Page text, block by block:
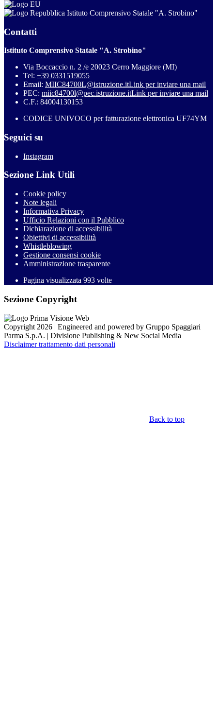
Istituto Comprensivo Statale "A. Strobino"
Contatti
Istituto Comprensivo Statale "A. Strobino"
Via Boccaccio n. 2 /e 20023 Cerro Maggiore (MI)
Tel: +39 0331519055
Email: MIIC84700L@istruzione.itLink per inviare una mail
PEC: miic84700l@pec.istruzione.itLink per inviare una mail
C.F.: 84004130153
CODICE UNIVOCO per fatturazione elettronica UF74YM
Seguici su
Instagram
Sezione Link Utili
Cookie policy
Note legali
Informativa Privacy
Ufficio Relazioni con il Pubblico
Dichiarazione di accessibilità
Obiettivi di accessibilità
Whistleblowing
Gestione consensi cookie
Amministrazione trasparente
Pagina visualizzata 993 volte
Sezione Copyright
Copyright 2026 | Engineered and powered by Gruppo Spaggiari
Parma S.p.A. | Divisione Publishing & New Social Media
Disclaimer trattamento dati personali
Back to top